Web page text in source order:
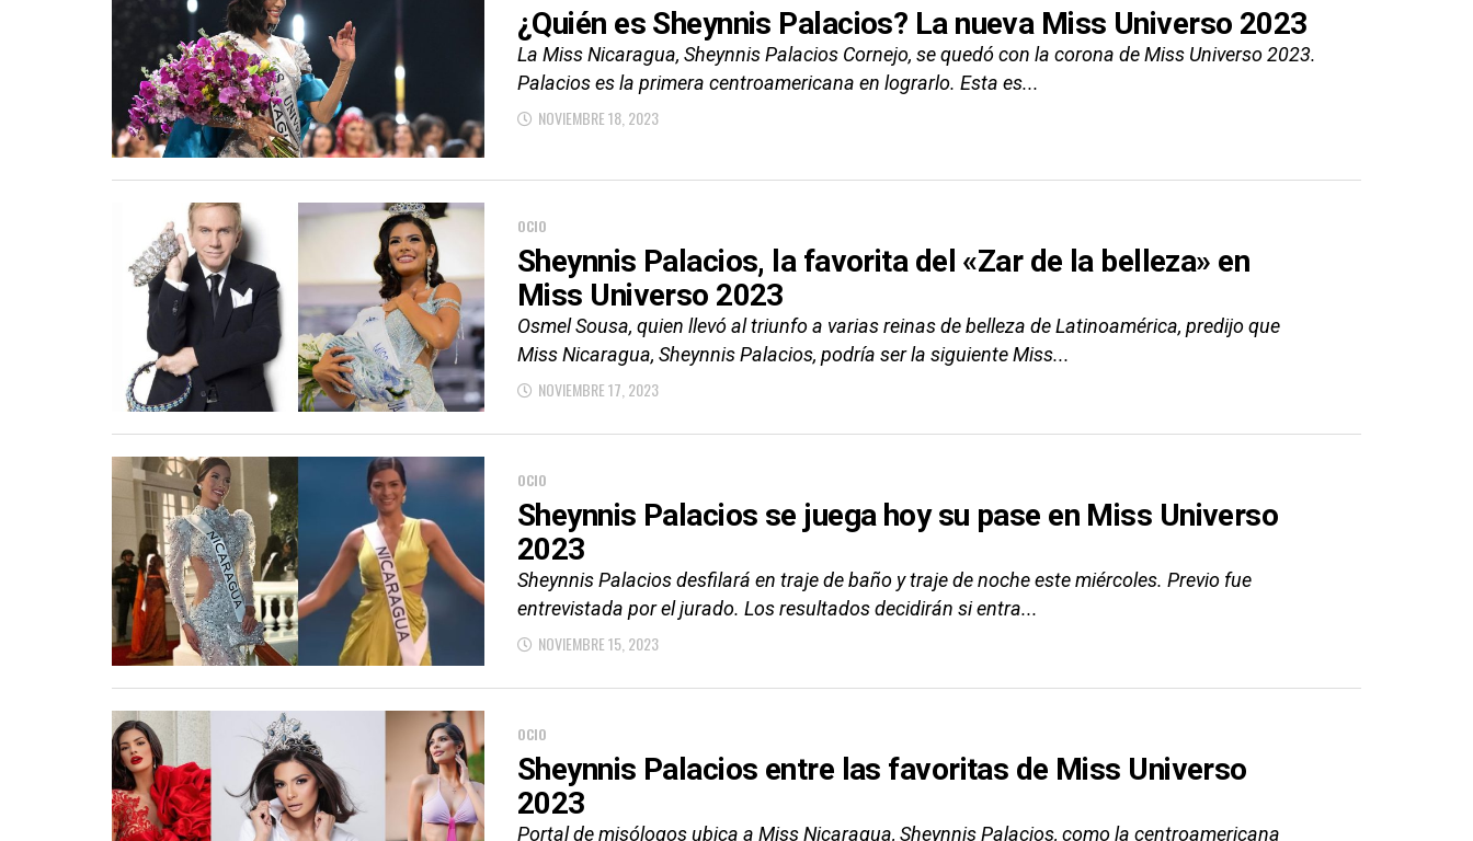
¿Quién es Sheynnis Palacios? La nueva Miss Universo 2023
La Miss Nicaragua, Sheynnis Palacios Cornejo, se quedó con la corona de Miss Universo 2023.
Palacios es la primera centroamericana en lograrlo. Esta es...
NOVIEMBRE 18, 2023
OCIO
Sheynnis Palacios, la favorita del «Zar de la belleza» en
Miss Universo 2023
Osmel Sousa, quien llevó al triunfo a varias reinas de belleza de Latinoamérica, predijo que
Miss Nicaragua, Sheynnis Palacios, podría ser la siguiente Miss...
NOVIEMBRE 17, 2023
OCIO
Sheynnis Palacios se juega hoy su pase en Miss Universo
2023
Sheynnis Palacios desfilará en traje de baño y traje de noche este miércoles. Previo fue
entrevistada por el jurado. Los resultados decidirán si entra...
NOVIEMBRE 15, 2023
OCIO
Sheynnis Palacios entre las favoritas de Miss Universo
2023
Portal de misólogos ubica a Miss Nicaragua, Sheynnis Palacios, como la centroamericana